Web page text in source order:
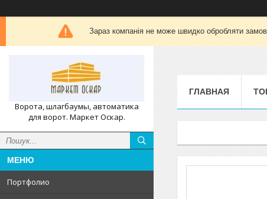
Зараз компанія не може швидко обробляти
Ворота, шлагбаумы, автоматика
для ворот. Маркет Оскар.
Портфолио
ГЛАВНАЯ